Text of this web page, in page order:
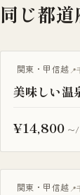
同じ都
関東・甲信越
美味しい
¥14,800 〜
露天風呂付き客室
関東・甲信越